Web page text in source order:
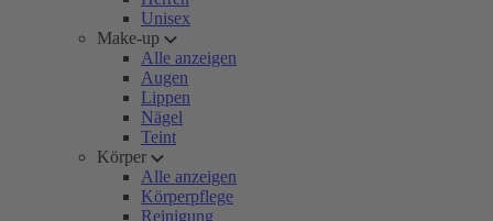
Unisex
Make-up
Alle anzeigen
Augen
Lippen
Nägel
Teint
Körper
Alle anzeigen
Körperpflege
Reinigung